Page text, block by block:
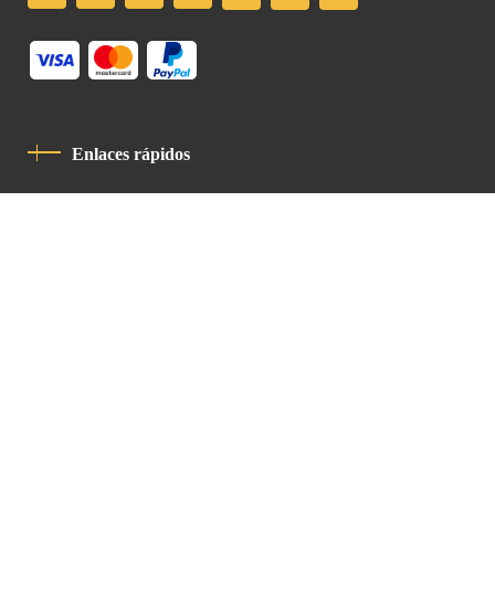
Enlaces rápidos